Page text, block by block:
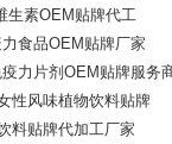
生素OEM贴牌代工
食品OEM贴牌厂家
力片剂OEM贴牌服务
性风味植物饮料贴牌
料贴牌代加工厂家